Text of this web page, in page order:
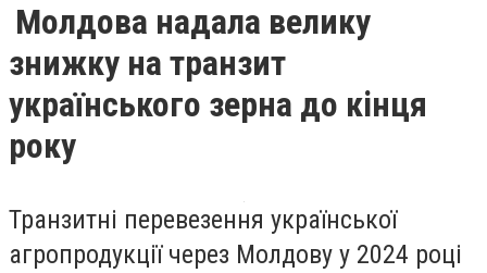
Молдова надала велику
знижку на транзит
українського зерна до кінця
року
Транзитні перевезення української
агропродукції через Молдову у 2024 році